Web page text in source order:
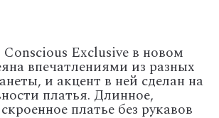
Exclusive в новом
впечатлениями из разных
и акцент в ней сделан на
платья. Длинное,
платье без рукавов